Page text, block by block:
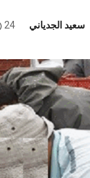
سعيد الجدياني 24 شتنبر، 2025